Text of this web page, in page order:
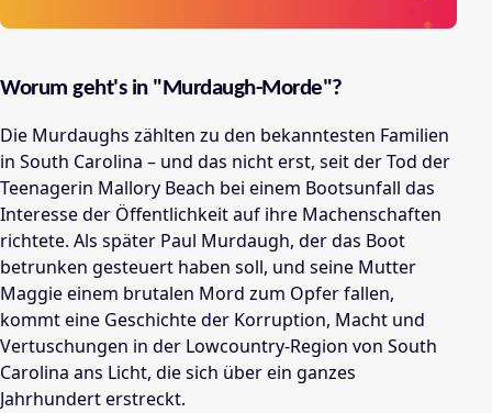
Worum geht's in "Murdaugh-Morde"?
Die Murdaughs zählten zu den bekanntesten Familien
in South Carolina – und das nicht erst, seit der Tod der
Teenagerin Mallory Beach bei einem Bootsunfall das
Interesse der Öffentlichkeit auf ihre Machenschaften
richtete. Als später Paul Murdaugh, der das Boot
betrunken gesteuert haben soll, und seine Mutter
Maggie einem brutalen Mord zum Opfer fallen,
kommt eine Geschichte der Korruption, Macht und
Vertuschungen in der Lowcountry-Region von South
Carolina ans Licht, die sich über ein ganzes
Jahrhundert erstreckt.